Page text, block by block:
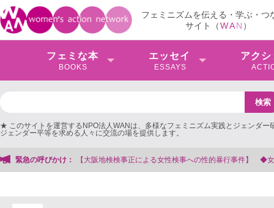
フェミニズムを伝える・学ぶ・つ
サイト（WAN ）
フェミな本
BOOKS
エッセイ
ESSAYS
アクシ
★ このサイトを運営するNPO法人WANは、多様なフェミニズム実践とジェンダー
ジェンダー平等を求める人々に交流の場を提供します。
緊急の呼びかけ：
【大阪地検検事正による女性検事への性的暴行事件】 ◆女性検事を支援す